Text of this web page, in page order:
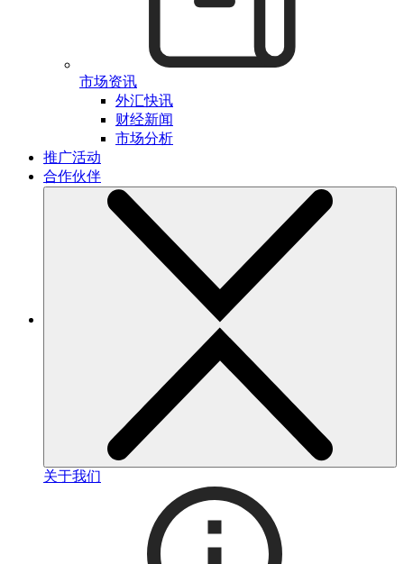
市场资讯
外汇快讯
财经新闻
市场分析
推广活动
合作伙伴
关于我们